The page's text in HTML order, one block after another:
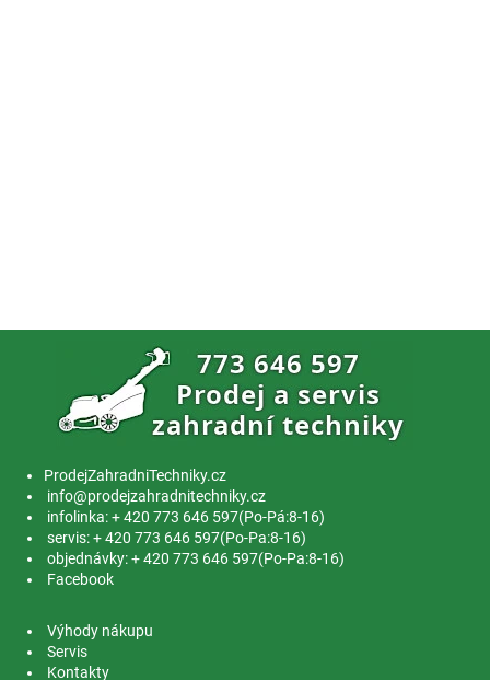
ProdejZahradniTechniky.cz
info@prodejzahradnitechniky.cz
infolinka: + 420 773 646 597(Po-Pá:8-16)
servis: + 420 773 646 597(Po-Pa:8-16)
objednávky: + 420 773 646 597(Po-Pa:8-16)
Facebook
Výhody nákupu
Servis
Kontakty